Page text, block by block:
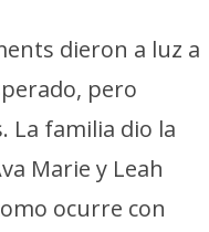
dieron a luz a
pero
La familia dio la
Marie y Leah
ocurre con